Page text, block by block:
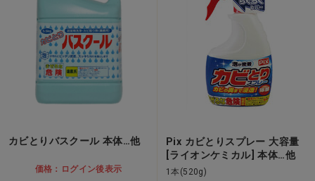
カビとりバスクール 本体…他
価格：ログイン後表示
Pix カビとりスプレー 大容量
[ライオンケミカル] 本体…他
1本(520g)